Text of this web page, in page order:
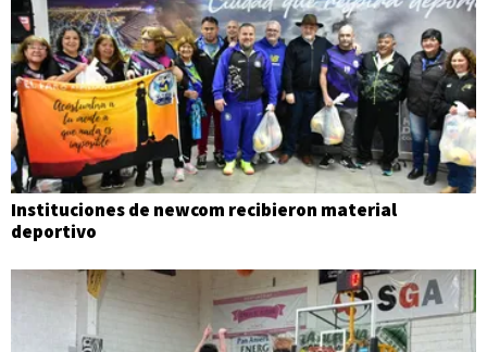
Instituciones de newcom recibieron material
deportivo